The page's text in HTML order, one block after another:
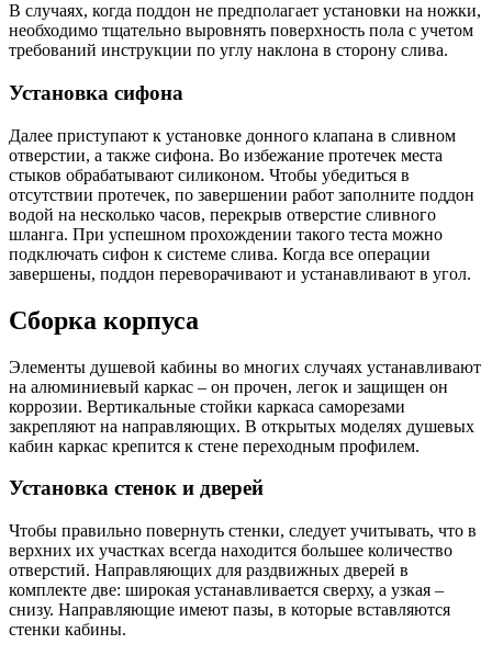
В случаях, когда поддон не предполагает установки на ножки,
необходимо тщательно выровнять поверхность пола с учетом
требований инструкции по углу наклона в сторону слива.
Установка сифона
Далее приступают к установке донного клапана в сливном
отверстии, а также сифона. Во избежание протечек места
стыков обрабатывают силиконом. Чтобы убедиться в
отсутствии протечек, по завершении работ заполните поддон
водой на несколько часов, перекрыв отверстие сливного
шланга. При успешном прохождении такого теста можно
подключать сифон к системе слива. Когда все операции
завершены, поддон переворачивают и устанавливают в угол.
Сборка корпуса
Элементы душевой кабины во многих случаях устанавливают
на алюминиевый каркас – он прочен, легок и защищен он
коррозии. Вертикальные стойки каркаса саморезами
закрепляют на направляющих. В открытых моделях душевых
кабин каркас крепится к стене переходным профилем.
Установка стенок и дверей
Чтобы правильно повернуть стенки, следует учитывать, что в
верхних их участках всегда находится большее количество
отверстий. Направляющих для раздвижных дверей в
комплекте две: широкая устанавливается сверху, а узкая –
снизу. Направляющие имеют пазы, в которые вставляются
стенки кабины.